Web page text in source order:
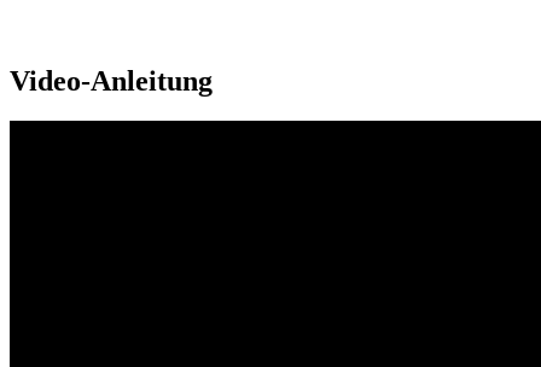
Video-Anleitung